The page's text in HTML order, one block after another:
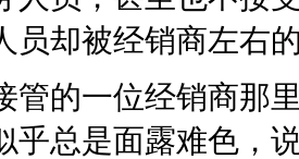
员却被经销商左右
的一位经销商那里
乎总是面露难色，